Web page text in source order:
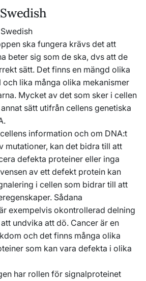
ska fungera krävs det att
beter sig som de ska, dvs att de
sätt. Det finns en mängd olika
och lika många olika mekanismer
Mycket av det som sker i cellen
sätt utifrån cellens genetiska
information och om DNA:t
mutationer, kan det bidra till att
defekta proteiner eller inga
av ett defekt protein kan
i cellen som bidrar till att
Sådana
exempelvis okontrollerad delning
undvika att dö. Cancer är en
och det finns många olika
som kan vara defekta i olika
har rollen för signalproteinet